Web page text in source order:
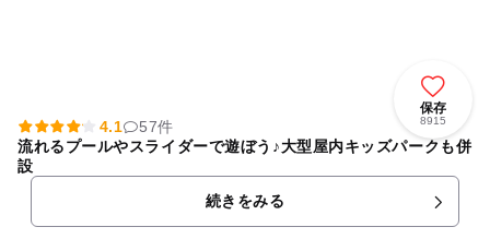
保存
8915
4.1
57件
流れるプールやスライダーで遊ぼう♪大型屋内キッズパークも併
設
続きをみる